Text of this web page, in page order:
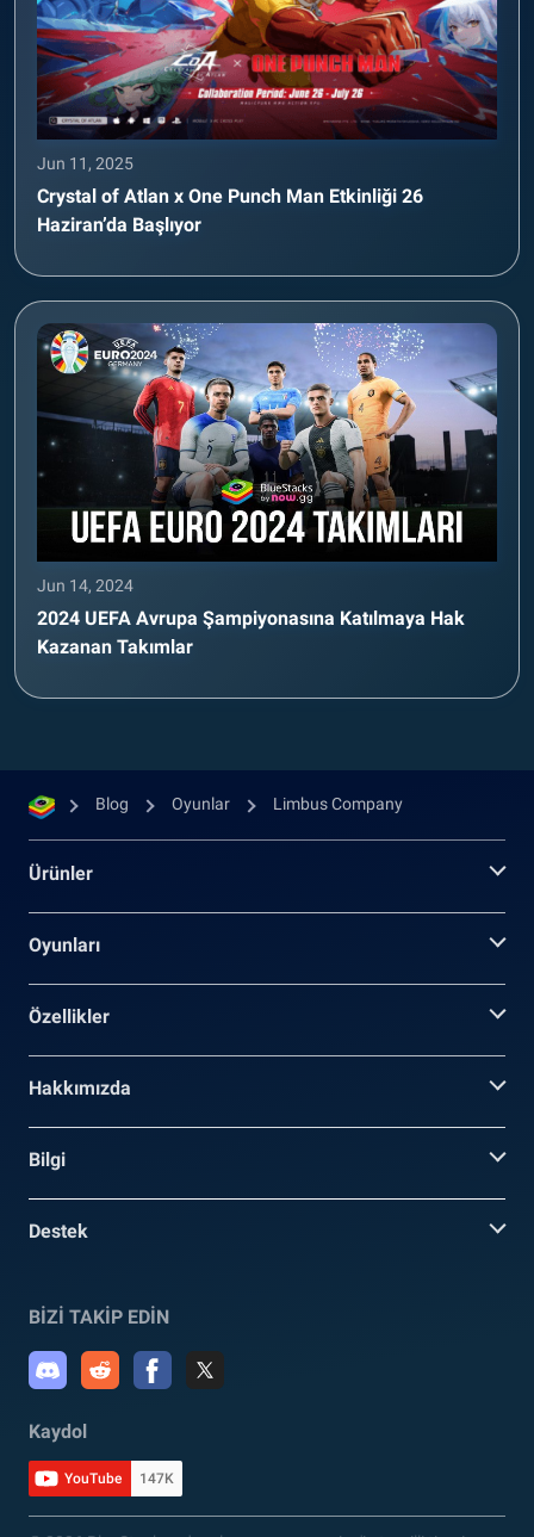
Jun 11, 2025
Crystal of Atlan x One Punch Man Etkinliği 26
Haziran’da Başlıyor
Jun 14, 2024
2024 UEFA Avrupa Şampiyonasına Katılmaya Hak
Kazanan Takımlar
Blog Oyunlar Limbus Company
Ürünler
Oyunları
Özellikler
Hakkımızda
Bilgi
Destek
BİZİ TAKİP EDİN
Kaydol
YouTube 147K